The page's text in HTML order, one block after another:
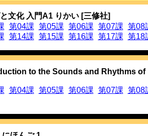
ッチカーブを表示するようにしました。なお
も反映されます。
聴取に関して，行単位の一括再生，列単位の
能にしました。行単位の再生は行左端の赤青
ある赤青アイコン，ページ単位での再生はペー
ンはクリックで再生ですが，シフト＋クリッ
きます。行単位，列単位，ページ単位での音
プルの切り出し誤りを修正しました。
2012年9月のアクセス履歴を追加しました。
ない」場合があることについて対処しました。
セス履歴を追加しました。
れについて整理しました。
文化 入門A1 りかい [三修社]
第04課 第05課 第06課 第07課 第08
第14課 第15課 第16課 第17課 第18
to the Sounds and Rhythms of
第04課 第05課 第06課 第07課 第08